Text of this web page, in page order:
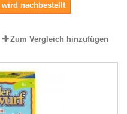
nachbestellt
Zum Vergleich hinzufügen